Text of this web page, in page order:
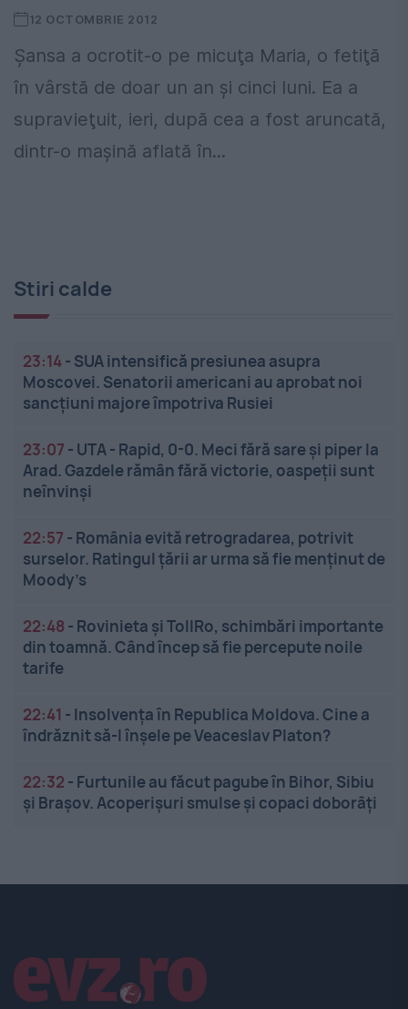
12 OCTOMBRIE 2012
Şansa a ocrotit-o pe micuţa Maria, o fetiţă
în vârstă de doar un an şi cinci luni. Ea a
supravieţuit, ieri, după cea a fost aruncată,
dintr-o maşină aflată în...
Stiri calde
23:14- SUA intensifică presiunea asupra
Moscovei. Senatorii americani au aprobat noi
sancțiuni majore împotriva Rusiei
23:07 - UTA - Rapid, 0-0. Meci fără sare și piper la
Arad. Gazdele rămân fără victorie, oaspeții sunt
neînvinși
22:57 - România evită retrogradarea, potrivit
surselor. Ratingul țării ar urma să fie menținut de
Moody’s
22:48 - Rovinieta și TollRo, schimbări importante
din toamnă. Când încep să fie percepute noile
tarife
22:41 - Insolvenţa în Republica Moldova. Cine a
îndrăznit să-l înşele pe Veaceslav Platon?
22:32 - Furtunile au făcut pagube în Bihor, Sibiu
și Brașov. Acoperișuri smulse și copaci doborâți
Linkuri utile